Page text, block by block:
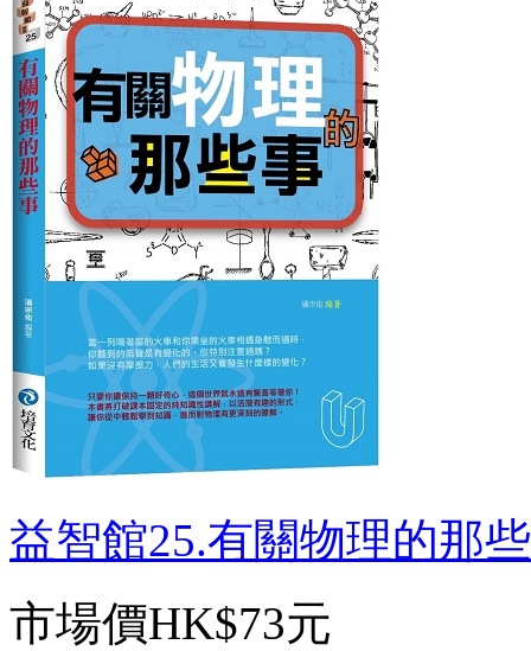
益智館25.有關物理的那
市場價HK$73元